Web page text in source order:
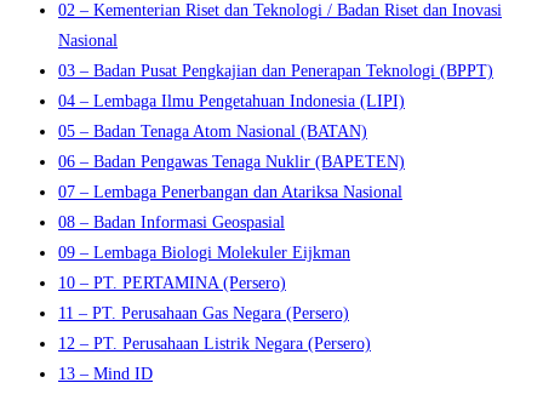
02 – Kementerian Riset dan Teknologi / Badan Riset dan Inovasi
Nasional
03 – Badan Pusat Pengkajian dan Penerapan Teknologi (BPPT)
04 – Lembaga Ilmu Pengetahuan Indonesia (LIPI)
05 – Badan Tenaga Atom Nasional (BATAN)
06 – Badan Pengawas Tenaga Nuklir (BAPETEN)
07 – Lembaga Penerbangan dan Atariksa Nasional
08 – Badan Informasi Geospasial
09 – Lembaga Biologi Molekuler Eijkman
10 – PT. PERTAMINA (Persero)
11 – PT. Perusahaan Gas Negara (Persero)
12 – PT. Perusahaan Listrik Negara (Persero)
13 – Mind ID